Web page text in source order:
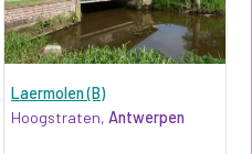
Laermolen (B)
Hoogstraten,Antwerpen